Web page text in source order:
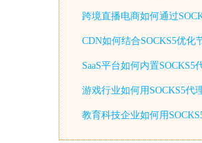
跨境直播电商如何通过
CDN如何结合SOCKS5优
SaaS平台如何内置
游戏行业如何用SOCKS5代
教育科技企业如何用